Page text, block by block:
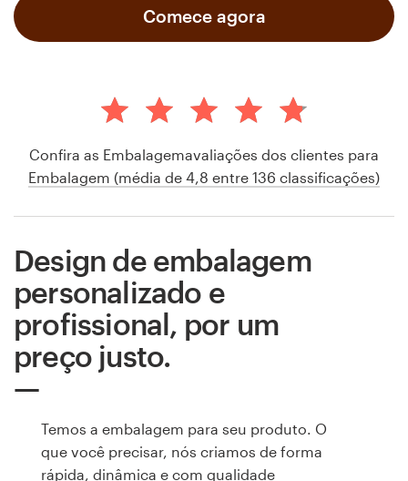
Comece agora
Confira as Embalagemavaliações dos clientes para
Embalagem (média de 4,8 entre 136 classificações)
Design de embalagem
personalizado e
profissional, por um
preço justo.
Temos a embalagem para seu produto. O
que você precisar, nós criamos de forma
rápida, dinâmica e com qualidade